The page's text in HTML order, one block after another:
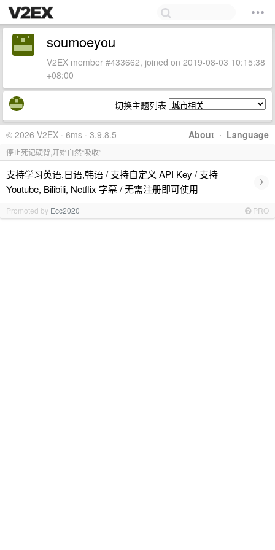
soumoeyou
V2EX member #433662, joined on 2019-08-03 10:15:38
+08:00
切换主题列表
About · Language
© 2026 V2EX · 6ms · 3.9.8.5
停止死记硬背,开始自然“吸收”
支持学习英语,日语,韩语 / 支持自定义 API Key / 支持
Youtube, Bilibili, Netflix 字幕 / 无需注册即可使用
›
Promoted by Ecc2020 PRO